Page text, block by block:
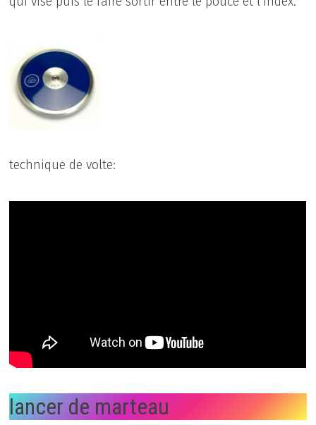
technique de volte:
lancer de marteau